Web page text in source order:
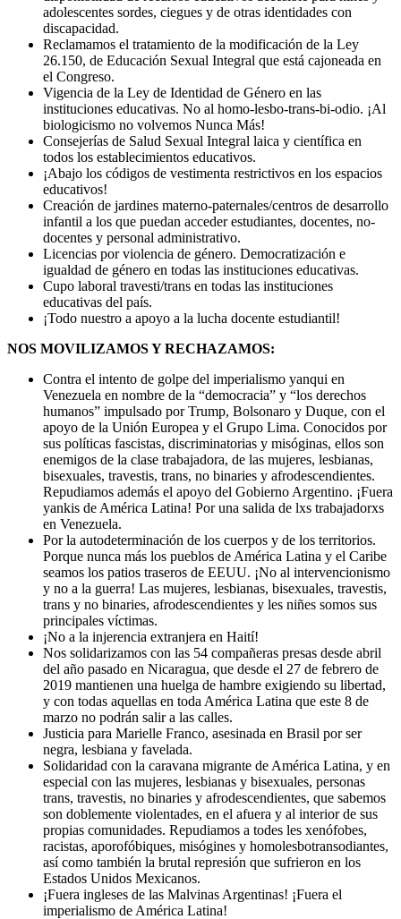
adolescentes sordes, ciegues y de otras identidades con
discapacidad.
Reclamamos el tratamiento de la modificación de la Ley
26.150, de Educación Sexual Integral que está cajoneada en
el Congreso.
Vigencia de la Ley de Identidad de Género en las
instituciones educativas. No al homo-lesbo-trans-bi-odio. ¡Al
biologicismo no volvemos Nunca Más!
Consejerías de Salud Sexual Integral laica y científica en
todos los establecimientos educativos.
¡Abajo los códigos de vestimenta restrictivos en los espacios
educativos!
Creación de jardines materno-paternales/centros de desarrollo
infantil a los que puedan acceder estudiantes, docentes, no-
docentes y personal administrativo.
Licencias por violencia de género. Democratización e
igualdad de género en todas las instituciones educativas.
Cupo laboral travesti/trans en todas las instituciones
educativas del país.
¡Todo nuestro a apoyo a la lucha docente estudiantil!
NOS MOVILIZAMOS Y RECHAZAMOS:
Contra el intento de golpe del imperialismo yanqui en
Venezuela en nombre de la “democracia” y “los derechos
humanos” impulsado por Trump, Bolsonaro y Duque, con el
apoyo de la Unión Europea y el Grupo Lima. Conocidos por
sus políticas fascistas, discriminatorias y misóginas, ellos son
enemigos de la clase trabajadora, de las mujeres, lesbianas,
bisexuales, travestis, trans, no binaries y afrodescendientes.
Repudiamos además el apoyo del Gobierno Argentino. ¡Fuera
yankis de América Latina! Por una salida de lxs trabajadorxs
en Venezuela.
Por la autodeterminación de los cuerpos y de los territorios.
Porque nunca más los pueblos de América Latina y el Caribe
seamos los patios traseros de EEUU. ¡No al intervencionismo
y no a la guerra! Las mujeres, lesbianas, bisexuales, travestis,
trans y no binaries, afrodescendientes y les niñes somos sus
principales víctimas.
¡No a la injerencia extranjera en Haití!
Nos solidarizamos con las 54 compañeras presas desde abril
del año pasado en Nicaragua, que desde el 27 de febrero de
2019 mantienen una huelga de hambre exigiendo su libertad,
y con todas aquellas en toda América Latina que este 8 de
marzo no podrán salir a las calles.
Justicia para Marielle Franco, asesinada en Brasil por ser
negra, lesbiana y favelada.
Solidaridad con la caravana migrante de América Latina, y en
especial con las mujeres, lesbianas y bisexuales, personas
trans, travestis, no binaries y afrodescendientes, que sabemos
son doblemente violentades, en el afuera y al interior de sus
propias comunidades. Repudiamos a todes les xenófobes,
racistas, aporofóbiques, misógines y homolesbotransodiantes,
así como también la brutal represión que sufrieron en los
Estados Unidos Mexicanos.
¡Fuera ingleses de las Malvinas Argentinas! ¡Fuera el
imperialismo de América Latina!